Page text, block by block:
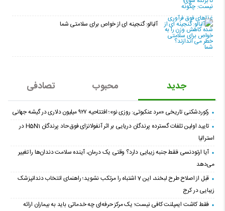
آلبالو: گنجینه ای از خواص برای سلامتی شما
جدید محبوب تصادفی
رکوردشکنی تاریخی «مرد عنکبوتی: روزی نو»؛ افتتاحیه ۹۲۷ میلیون دلاری در گیشه جهانی
تایید اولین تلفات گسترده پرندگان دریایی بر اثر آنفولانزای فوق حاد پرندگان H5N1 در
استرالیا
آیا ارتودنسی فقط جنبه زیبایی دارد؟ وقتی یک درمان، آینده سلامت دندان‌ها را تغییر
می‌دهد
قبل از اصلاح طرح لبخند، این 7 اشتباه را مرتکب نشوید؛ راهنمای انتخاب دندانپزشک
زیبایی در کرج
فقط کاشت ایمپلنت کافی نیست؛ یک مرکز حرفه‌ای چه خدماتی باید به بیماران ارائه